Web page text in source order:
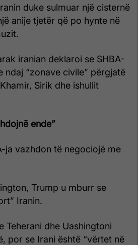
duke sulmuar një cisternë
anije tjetër që po hynte në
iranian deklaroi se SHBA-
ndaj “zonave civile” përgjatë
Sirik dhe ishullit
ende”
ja vazhdon të negociojë me
Trump u mburr se
Iranin.
Teherani dhe Uashingtoni
por se Irani është “vërtet në